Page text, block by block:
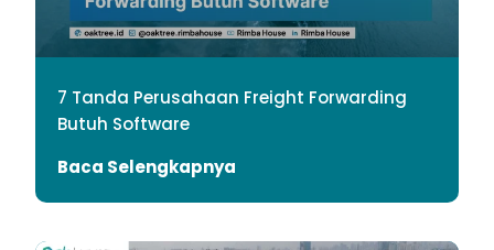
7 Tanda Perusahaan Freight Forwarding
Butuh Software
Baca Selengkapnya